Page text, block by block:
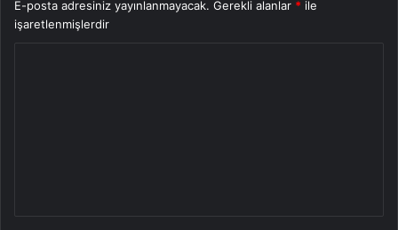
E-posta adresiniz yayınlanmayacak. Gerekli alanlar * ile
işaretlenmişlerdir